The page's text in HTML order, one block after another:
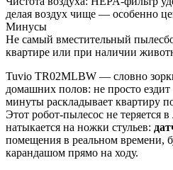
делая воздух чище — особенно
Минусы
Не самый вместительный
квартире или при наличии
Tuvio TR02MLBW — словно
домашних полов: не просто
минуты раскладывает квартиру
Этот робот‑пылесос не теряется
натыкается на ножки стульев:
помещения в реальном времени,
карандашом прямо на ходу.